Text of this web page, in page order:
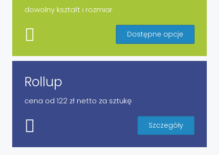
dowolny kształt i rozmiar
Dostępne opcje
Rollup
cena od 122 zł netto za sztukę
Szczegóły